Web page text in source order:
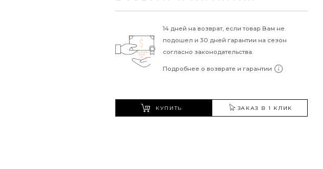
14 дней на возврат, если товар Вам не
подошел и 30 дней гарантии на сезон
согласно законодательства.
Подробнее о возврате и гарантии
КУПИТЬ ЗАКАЗ В 1 КЛИК